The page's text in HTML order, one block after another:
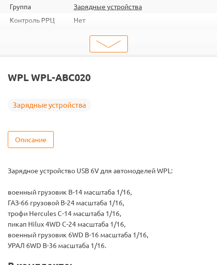
Группа
Зарядные устройства
Контроль РРЦ
Нет
2000000059532
Зарядные устройства
Подходит
B-14 / B-24 / C-14 / C-24 / B-16 / B-36
WPL WPL-ABC020
Зарядные устройства
Описание
Зарядное устройство USB 6V для автомоделей WPL:
военный грузовик B-14 масштаба 1/16,
ГАЗ-66 грузовой B-24 масштаба 1/16,
трофи Hercules C-14 масштаба 1/16,
пикап Hilux 4WD C-24 масштаба 1/16,
военный грузовик 6WD B-16 масштаба 1/16,
УРАЛ 6WD B-36 масштаба 1/16.